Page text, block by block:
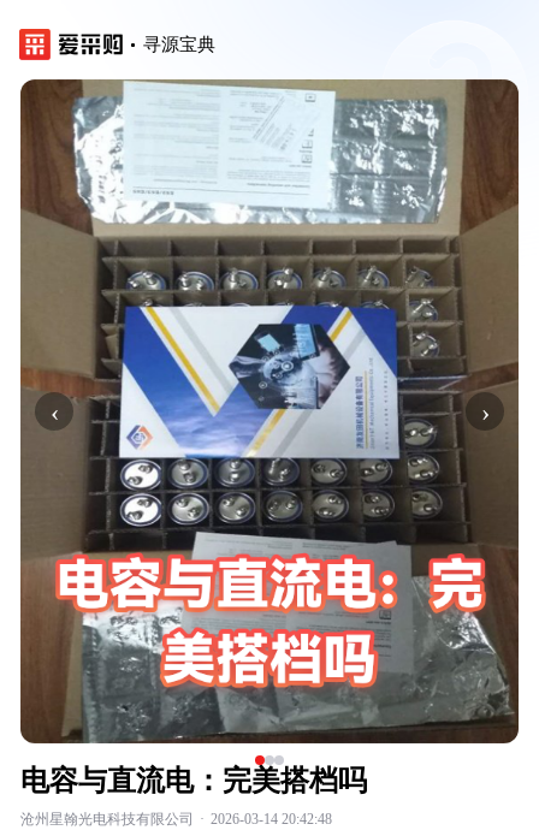
寻源宝典
‹ ›
电容与直流电：完美搭档吗
沧州星翰光电科技有限公司 · 2026-03-14 20:42:48